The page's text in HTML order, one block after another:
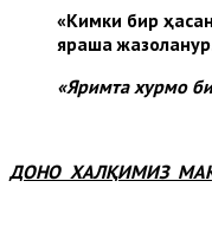
«Кимки бир
яраша жазоланур.
«Яримта хурмо
ДОНО ХАЛҚИМИЗ